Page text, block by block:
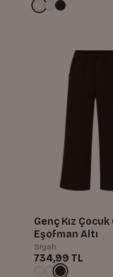
Genç Kız Çocuk
Eşofman Altı
Siyah
734,99 TL